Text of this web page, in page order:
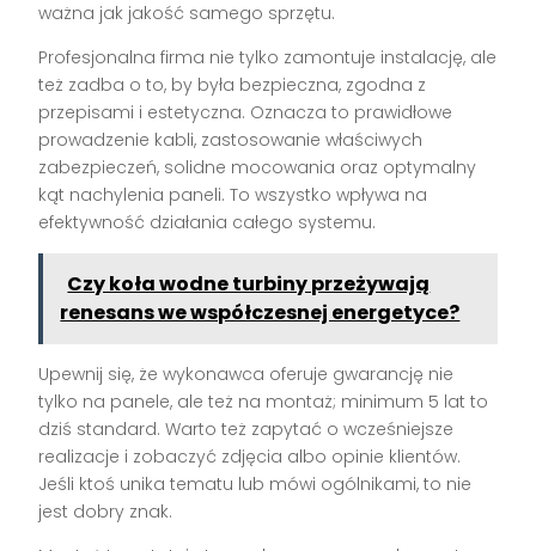
ważna jak jakość samego sprzętu.
Profesjonalna firma nie tylko zamontuje instalację, ale
też zadba o to, by była bezpieczna, zgodna z
przepisami i estetyczna. Oznacza to prawidłowe
prowadzenie kabli, zastosowanie właściwych
zabezpieczeń, solidne mocowania oraz optymalny
kąt nachylenia paneli. To wszystko wpływa na
efektywność działania całego systemu.
Czy koła wodne turbiny przeżywają
renesans we współczesnej energetyce?
Upewnij się, że wykonawca oferuje gwarancję nie
tylko na panele, ale też na montaż; minimum 5 lat to
dziś standard. Warto też zapytać o wcześniejsze
realizacje i zobaczyć zdjęcia albo opinie klientów.
Jeśli ktoś unika tematu lub mówi ogólnikami, to nie
jest dobry znak.